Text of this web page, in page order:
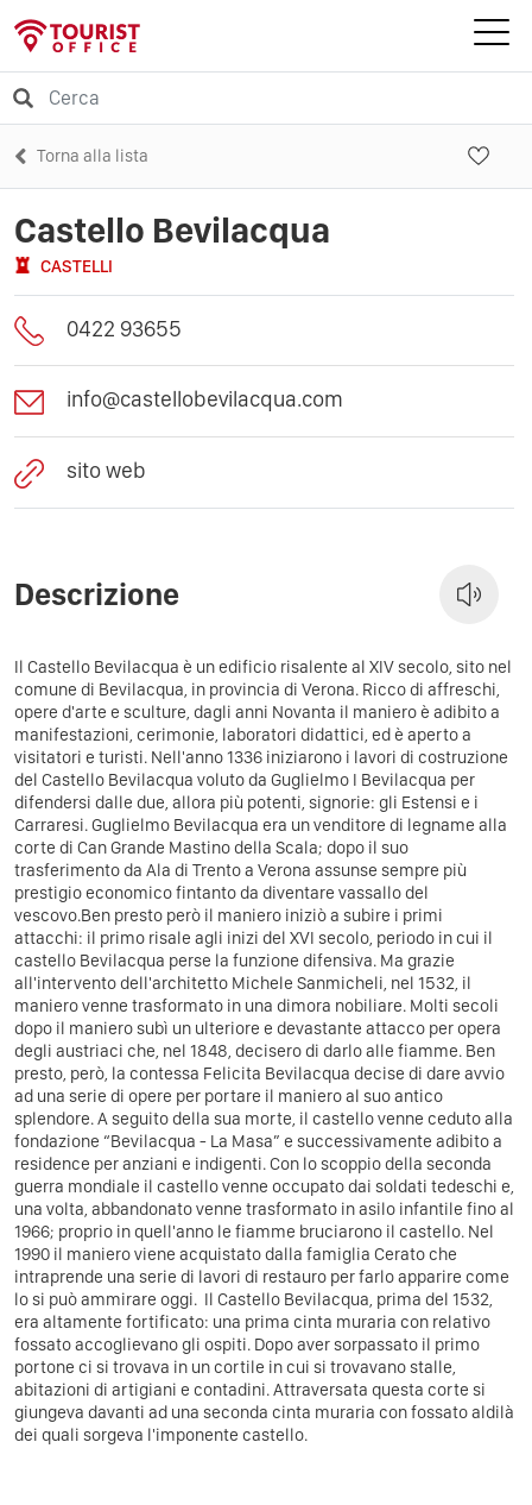
Torna alla lista
Castello Bevilacqua
CASTELLI
0422 93655
info@castellobevilacqua.com
sito web
Descrizione
Il Castello Bevilacqua è un edificio risalente al XIV secolo, sito nel
comune di Bevilacqua, in provincia di Verona. Ricco di affreschi,
opere d'arte e sculture, dagli anni Novanta il maniero è adibito a
manifestazioni, cerimonie, laboratori didattici, ed è aperto a
visitatori e turisti. Nell'anno 1336 iniziarono i lavori di costruzione
del Castello Bevilacqua voluto da Guglielmo I Bevilacqua per
difendersi dalle due, allora più potenti, signorie: gli Estensi e i
Carraresi. Guglielmo Bevilacqua era un venditore di legname alla
corte di Can Grande Mastino della Scala; dopo il suo
trasferimento da Ala di Trento a Verona assunse sempre più
prestigio economico fintanto da diventare vassallo del
vescovo.Ben presto però il maniero iniziò a subire i primi
attacchi: il primo risale agli inizi del XVI secolo, periodo in cui il
castello Bevilacqua perse la funzione difensiva. Ma grazie
all'intervento dell'architetto Michele Sanmicheli, nel 1532, il
maniero venne trasformato in una dimora nobiliare. Molti secoli
dopo il maniero subì un ulteriore e devastante attacco per opera
degli austriaci che, nel 1848, decisero di darlo alle fiamme. Ben
presto, però, la contessa Felicita Bevilacqua decise di dare avvio
ad una serie di opere per portare il maniero al suo antico
splendore. A seguito della sua morte, il castello venne ceduto alla
fondazione “Bevilacqua - La Masa” e successivamente adibito a
residence per anziani e indigenti. Con lo scoppio della seconda
guerra mondiale il castello venne occupato dai soldati tedeschi e,
una volta, abbandonato venne trasformato in asilo infantile fino al
1966; proprio in quell'anno le fiamme bruciarono il castello. Nel
1990 il maniero viene acquistato dalla famiglia Cerato che
intraprende una serie di lavori di restauro per farlo apparire come
lo si può ammirare oggi. Il Castello Bevilacqua, prima del 1532,
era altamente fortificato: una prima cinta muraria con relativo
fossato accoglievano gli ospiti. Dopo aver sorpassato il primo
portone ci si trovava in un cortile in cui si trovavano stalle,
abitazioni di artigiani e contadini. Attraversata questa corte si
giungeva davanti ad una seconda cinta muraria con fossato aldilà
dei quali sorgeva l'imponente castello.